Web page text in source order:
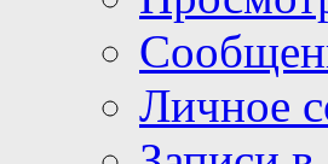
Личное